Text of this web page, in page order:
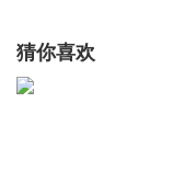
猜你喜欢